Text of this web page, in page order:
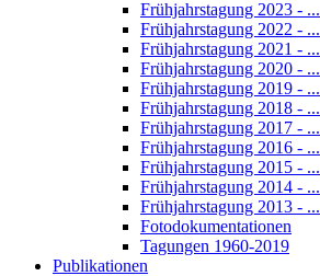
Frühjahrstagung 2023 - ...
Frühjahrstagung 2022 - ...
Frühjahrstagung 2021 - ...
Frühjahrstagung 2020 - ...
Frühjahrstagung 2019 - ...
Frühjahrstagung 2018 - ...
Frühjahrstagung 2017 - ...
Frühjahrstagung 2016 - ...
Frühjahrstagung 2015 - ...
Frühjahrstagung 2014 - ...
Frühjahrstagung 2013 - ...
Fotodokumentationen
Tagungen 1960-2019
Publikationen